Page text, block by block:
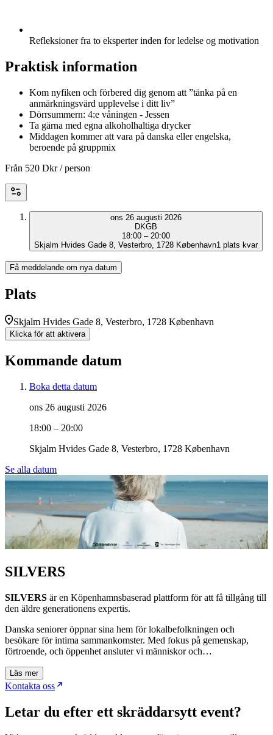
Refleksioner fra to eksperter inden for ledelse og motivation
Praktisk information
Kom nyfiken och förbered dig genom att ”tänka på en
anmärkningsvärd upplevelse i ditt liv”
Dörrsummern: 4:e våningen - Jessen
Ta gärna med egna alkoholhaltiga drycker
Middagen kommer att vara på danska eller engelska,
beroende på gruppmix
Från 520 Dkr/ person
ons 26 augusti 2026
DKGB
18:00 – 20:00
Skjalm Hvides Gade 8, Vesterbro, 1728 København1 plats kvar
Få meddelande om nya datum
Plats
Skjalm Hvides Gade 8, Vesterbro, 1728 København
Klicka för att aktivera
Kommande datum
Boka detta datum
ons 26 augusti 2026
18:00 – 20:00
Skjalm Hvides Gade 8, Vesterbro, 1728 København
Se alla datum
SILVERS
SILVERS är en Köpenhamnsbaserad plattform för att få tillgång till
den äldre generationens expertis.
Danska seniorer öppnar sina hem för lokalbefolkningen och
besökare för intima sammankomster. Med fokus på gemenskap,
förtroende, och öppenhet ansluter vi människor och…
Läs mer
Kontakta oss
Letar du efter ett skräddarsytt event?